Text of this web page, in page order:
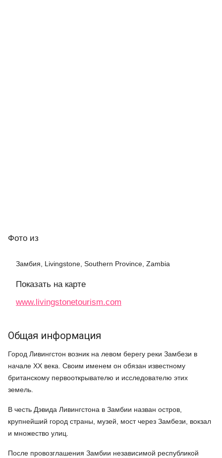
Фото из
Замбия, Livingstone, Southern Province, Zambia
Показать на карте
www.livingstonetourism.com
Общая информация
Город Ливингстон возник на левом берегу реки Замбези в
начале ХХ века. Своим именем он обязан известному
британскому первооткрывателю и исследователю этих
земель.
В честь Дэвида Ливингстона в Замбии назван остров,
крупнейший город страны, музей, мост через Замбези, вокзал
и множество улиц.
После провозглашения Замбии независимой республикой